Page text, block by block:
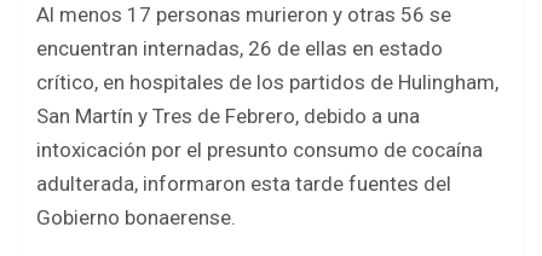
Al menos 17 personas murieron y otras 56 se
encuentran internadas, 26 de ellas en estado
crítico, en hospitales de los partidos de Hulingham,
San Martín y Tres de Febrero, debido a una
intoxicación por el presunto consumo de cocaína
adulterada, informaron esta tarde fuentes del
Gobierno bonaerense.